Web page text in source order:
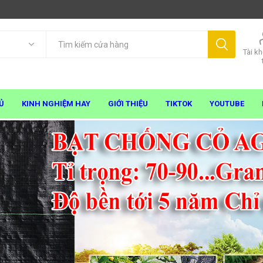
Tài
KINH NGHIỆM HAY GIỚI THIỆU TIKTOK YOUTUBE